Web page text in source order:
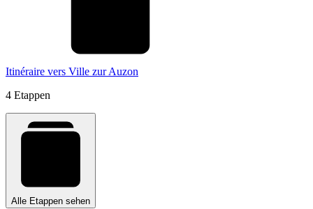
Itinéraire vers Ville zur Auzon
4 Etappen
Alle Etappen sehen